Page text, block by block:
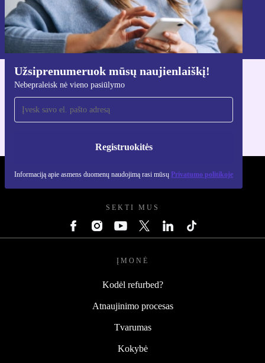
Užsiprenumeruok mūsų naujienlaiškį!
Nebepraleisk nė vieno pasiūlymo
Registruokitės
Informaciją apie asmens duomenų naudojimą rasi mūsų Privatumo politikoje
Registruokitės
Informaciją apie asmens duomenų naudojimą rasi mūsų
Privatumo politikoje
Atsisiųsti refurbed programėlę
Skirta iOS ir Android
REFURBED LIETUVA - RETHINK NEW.
SEKTI MUS
ĮMONĖ
Kodėl refurbed?
Atnaujinimo procesas
Tvarumas
Kokybė